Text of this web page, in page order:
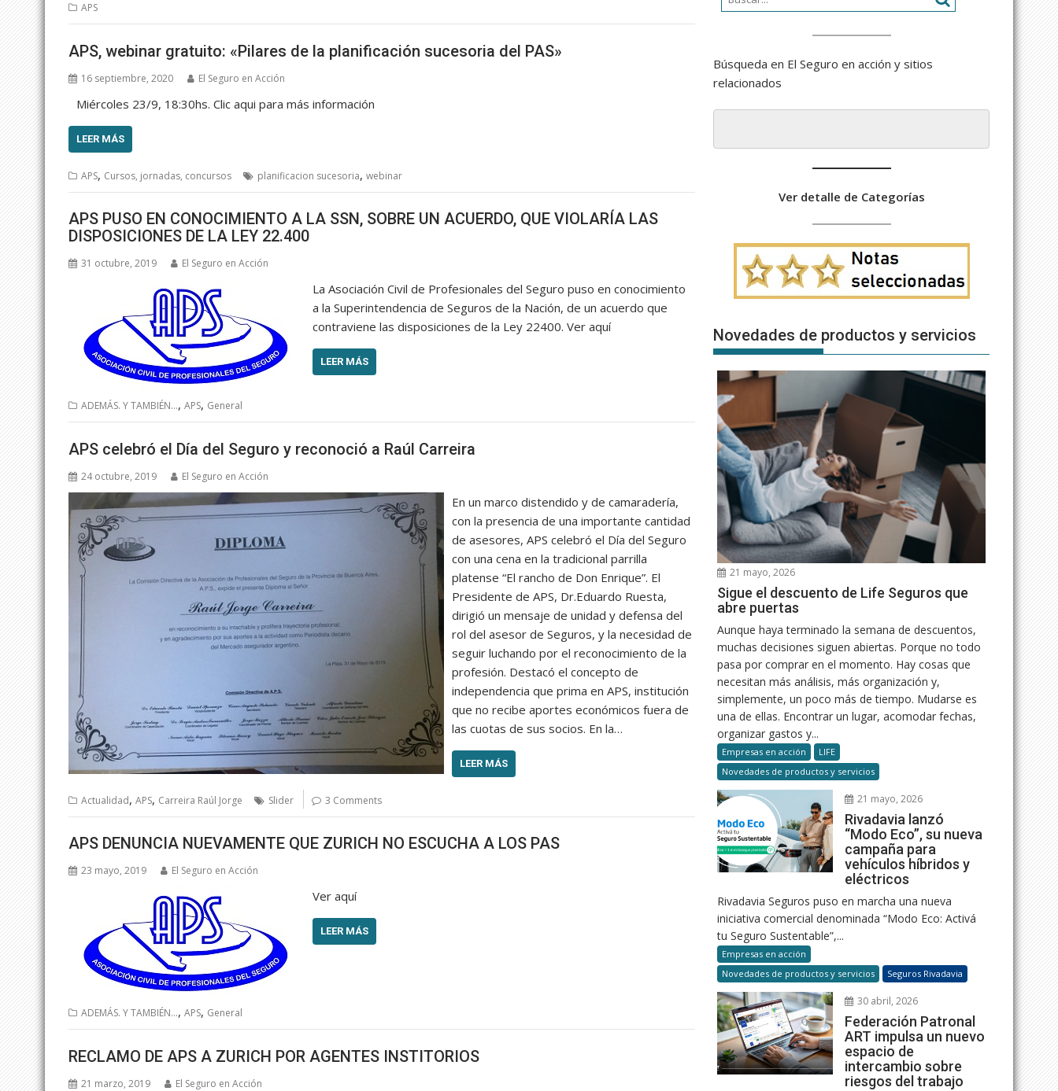
APS
APS, webinar gratuito: «Pilares de la planificación sucesoria del PAS»
16 septiembre, 2020 El Seguro en Acción
Miércoles 23/9, 18:30hs. Clic aqui para más información
LEER MÁS
APS, Cursos, jornadas, concursos planificacion sucesoria, webinar
APS PUSO EN CONOCIMIENTO A LA SSN, SOBRE UN ACUERDO, QUE VIOLARÍA LAS
DISPOSICIONES DE LA LEY 22.400
31 octubre, 2019 El Seguro en Acción
La Asociación Civil de Profesionales del Seguro puso en conocimiento
a la Superintendencia de Seguros de la Nación, de un acuerdo que
contraviene las disposiciones de la Ley 22400. Ver aquí
LEER MÁS
ADEMÁS. Y TAMBIÉN..., APS, General
APS celebró el Día del Seguro y reconoció a Raúl Carreira
24 octubre, 2019 El Seguro en Acción
En un marco distendido y de camaradería,
con la presencia de una importante cantidad
de asesores, APS celebró el Día del Seguro
con una cena en la tradicional parrilla
platense “El rancho de Don Enrique”. El
Presidente de APS, Dr.Eduardo Ruesta,
dirigió un mensaje de unidad y defensa del
rol del asesor de Seguros, y la necesidad de
seguir luchando por el reconocimiento de la
profesión. Destacó el concepto de
independencia que prima en APS, institución
que no recibe aportes económicos fuera de
las cuotas de sus socios. En la…
LEER MÁS
Actualidad, APS, Carreira Raúl Jorge Slider 3 Comments
APS DENUNCIA NUEVAMENTE QUE ZURICH NO ESCUCHA A LOS PAS
23 mayo, 2019 El Seguro en Acción
Ver aquí
LEER MÁS
ADEMÁS. Y TAMBIÉN..., APS, General
RECLAMO DE APS A ZURICH POR AGENTES INSTITORIOS
21 marzo, 2019 El Seguro en Acción
Búsqueda en El Seguro en acción y sitios
relacionados
Ver detalle de Categorías
Novedades de productos y servicios
21 mayo, 2026
Sigue el descuento de Life Seguros que
abre puertas
Aunque haya terminado la semana de descuentos,
muchas decisiones siguen abiertas. Porque no todo
pasa por comprar en el momento. Hay cosas que
necesitan más análisis, más organización y,
simplemente, un poco más de tiempo. Mudarse es
una de ellas. Encontrar un lugar, acomodar fechas,
organizar gastos y...
Empresas en acción
LIFE
Novedades de productos y servicios
21 mayo, 2026
Rivadavia lanzó
“Modo Eco”, su nueva
campaña para
vehículos híbridos y
eléctricos
Rivadavia Seguros puso en marcha una nueva
iniciativa comercial denominada “Modo Eco: Activá
tu Seguro Sustentable”,...
Empresas en acción
Novedades de productos y servicios
Seguros Rivadavia
30 abril, 2026
Federación Patronal
ART impulsa un nuevo
espacio de
intercambio sobre
riesgos del trabajo